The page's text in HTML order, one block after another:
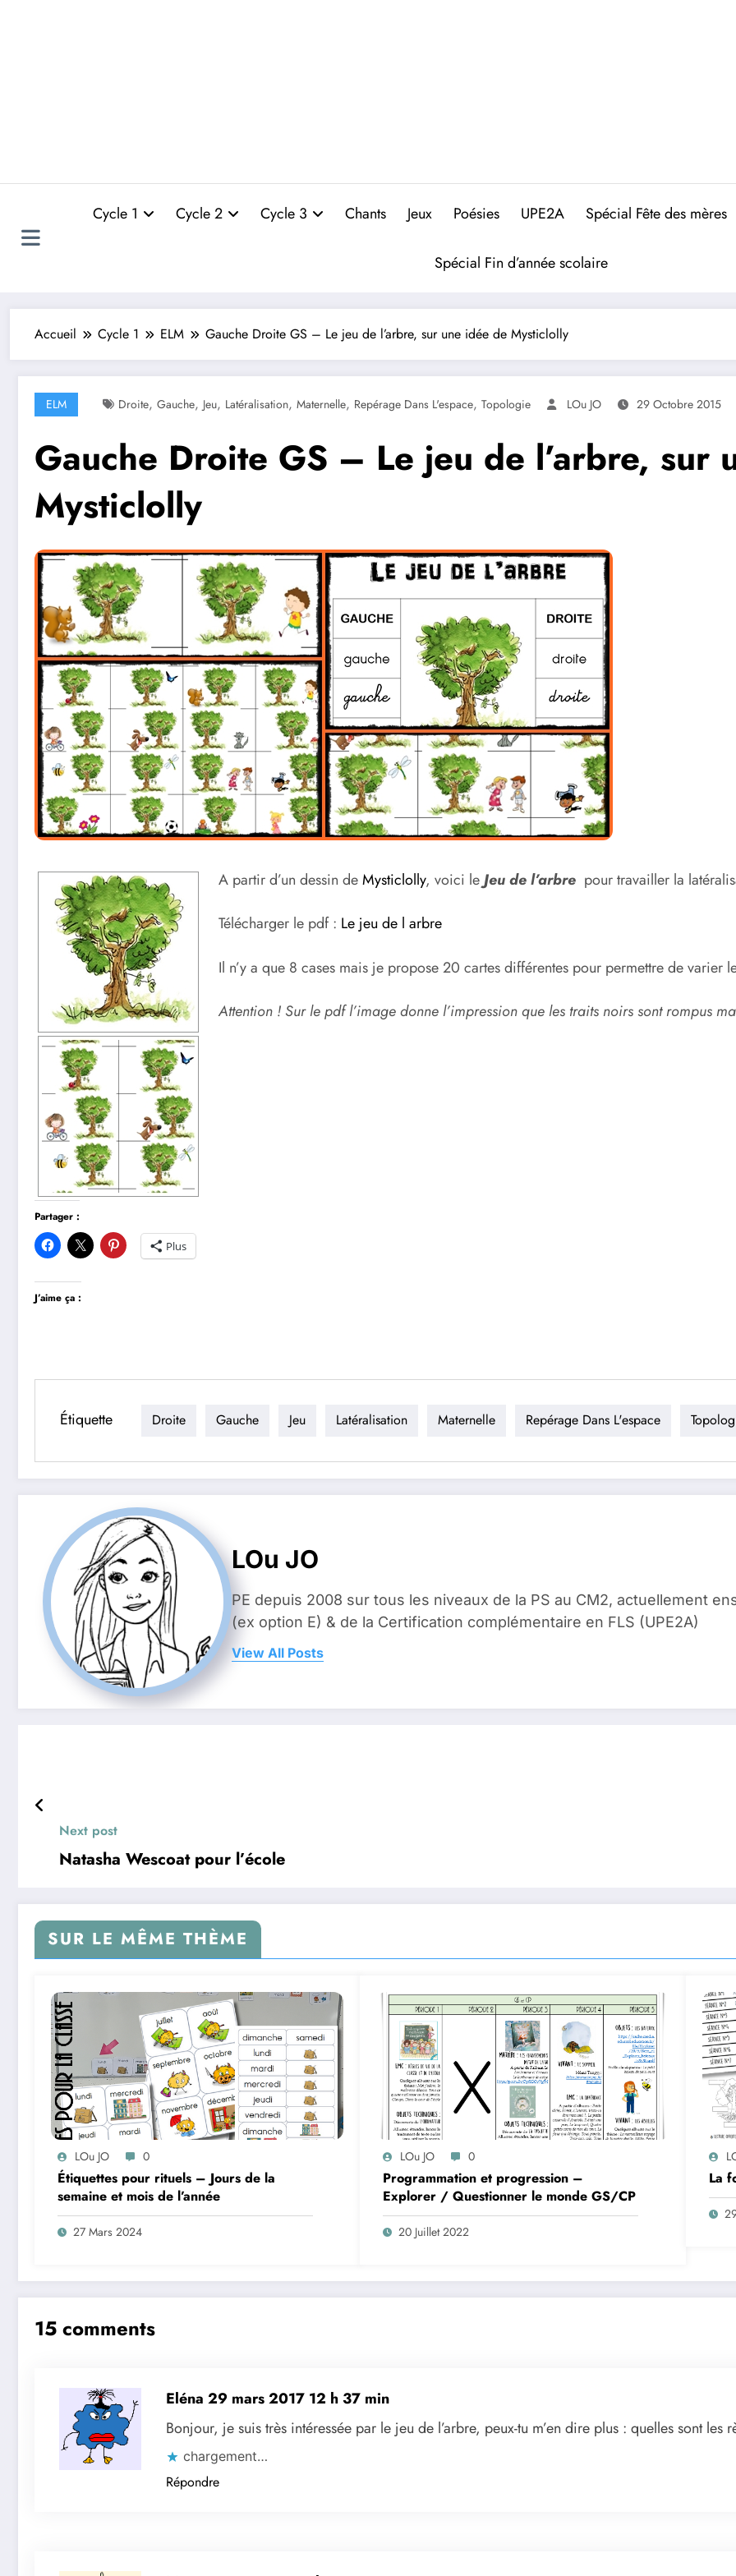
Cycle 1 Cycle 2 Cycle 3 Chants Jeux Poésies UPE2A Spécial Fête des mères
Spécial Fin d’année scolaire
Accueil Cycle 1 ELM Gauche Droite GS – Le jeu de l’arbre, sur une idée de Mysticlolly
ELM Droite, Gauche, Jeu, Latéralisation, Maternelle, Repérage Dans L'espace, Topologie LOu JO 29 Octobre 2015
Gauche Droite GS – Le jeu de l’arbre, sur
Mysticlolly
A partir d’un dessin deMysticlolly, voici leJeu de l’arbre pour travailler la
Télécharger le pdf : Le jeu de l arbre
Il n’y a que 8 cases mais je propose 20 cartes différentes pour permettre de varier
Attention ! Sur le pdf l’image donne l’impression que les traits noirs sont rompus
Partager :
Plus
J’aime ça :
Étiquette Droite Gauche Jeu Latéralisation Maternelle Repérage Dans L'espace
LOu JO
PE depuis 2008 sur tous les niveaux de la PS au CM2, actuellement
(ex option E) & de la Certification complémentaire en FLS (UPE2A)
View All Posts
Next post
Natasha Wescoat pour l’école
SUR LE MÊME THÈME
LOu JO 0
Étiquettes pour rituels – Jours de la
semaine et mois de l’année
27 Mars 2024
LOu JO 0
Programmation et progression –
Explorer / Questionner le monde GS/CP
20 Juillet 2022
La
15 comments
Eléna 29 mars 2017 12 h 37 min
Bonjour, je suis très intéressée par le jeu de l’arbre, peux-tu m’en dire plus : quelles sont les
chargement…
Répondre